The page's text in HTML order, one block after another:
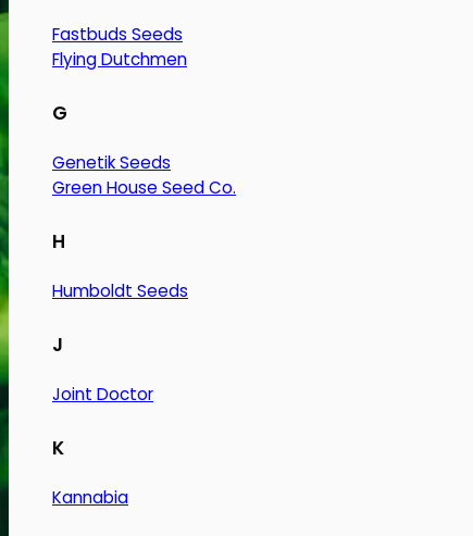
Fastbuds Seeds
Flying Dutchmen
G
Genetik Seeds
Green House Seed Co.
H
Humboldt Seeds
J
Joint Doctor
K
Kannabia